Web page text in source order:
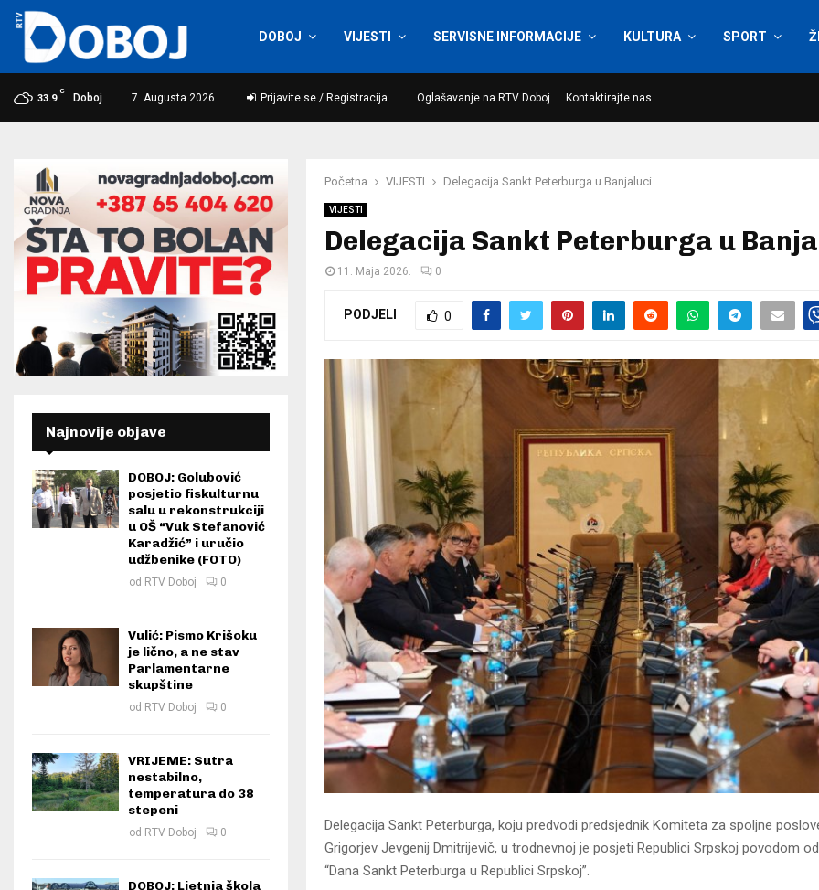
DOBOJ VIJESTI SERVISNE INFORMACIJE KULTURA SPORT
33.9
C
Doboj 7. Augusta 2026. Prijavite se / Registracija Oglašavanje na RTV Doboj Kontaktirajte nas
Početna VIJESTI Delegacija Sankt Peterburga u Banjaluci
VIJESTI
Delegacija Sankt Peterburga u
11. Maja 2026. 0
PODJELI 0
Delegacija Sankt Peterburga, koju predvodi predsjednik Komiteta za spoljne
Grigorjev Јevgenij Dmitrijevič, u trodnevnoj je posjeti Republici Srpskoj povodom
“Dana Sankt Peterburga u Republici Srpskoj”.
Najnovije objave
DOBOJ: Golubović
posjetio fiskulturnu
salu u rekonstrukciji
u OŠ “Vuk Stefanović
Karadžić” i uručio
udžbenike (FOTO)
od RTV Doboj 0
Vulić: Pismo Krišoku
je lično, a ne stav
Parlamentarne
skupštine
od RTV Doboj 0
VRIJEME: Sutra
nestabilno,
temperatura do 38
stepeni
od RTV Doboj 0
DOBOJ: Ljetnja škola